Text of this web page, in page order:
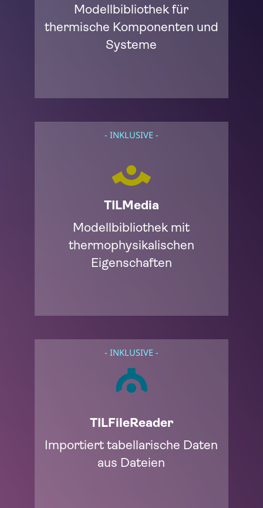
Modellbibliothek für
thermische Komponenten und
Systeme
- INKLUSIVE -
TILMedia
Modellbibliothek mit
thermophysikalischen
Eigenschaften
- INKLUSIVE -
TILFileReader
Importiert tabellarische Daten
aus Dateien